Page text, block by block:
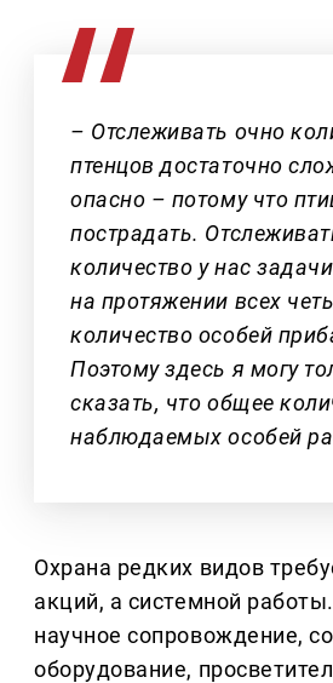
– Отслеживать очно
птенцов достаточно
опасно – потому что
пострадать.
количество у нас
на протяжении всех
количество особей
Поэтому здесь я могу
сказать, что общее
наблюдаемых особей
Охрана редких видов
акций, а системной
научное сопровождение,
оборудование,